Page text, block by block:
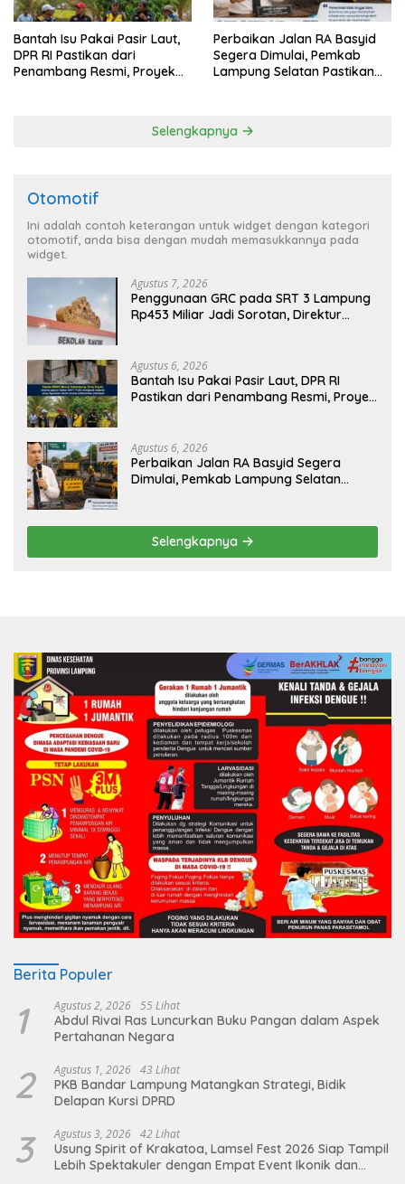
Bantah Isu Pakai Pasir Laut,
DPR RI Pastikan dari
Penambang Resmi, Proyek
Perbaikan Jalan RA Basyid
Segera Dimulai, Pemkab
Lampung Selatan Pastikan
Selengkapnya
Otomotif
Ini adalah contoh keterangan untuk widget dengan kategori
otomotif, anda bisa dengan mudah memasukkannya pada
widget.
Agustus 7, 2026
Penggunaan GRC pada SRT 3 Lampung
Rp453 Miliar Jadi Sorotan, Direktur
Agustus 6, 2026
Bantah Isu Pakai Pasir Laut, DPR RI
Pastikan dari Penambang Resmi, Proyek
Agustus 6, 2026
Perbaikan Jalan RA Basyid Segera
Dimulai, Pemkab Lampung Selatan
Selengkapnya
Berita Populer
1 Agustus 2, 2026 55 Lihat
Abdul Rivai Ras Luncurkan Buku Pangan dalam Aspek
Pertahanan Negara
2 Agustus 1, 2026 43 Lihat
PKB Bandar Lampung Matangkan Strategi, Bidik
Delapan Kursi DPRD
3 Agustus 3, 2026 42 Lihat
Usung Spirit of Krakatoa, Lamsel Fest 2026 Siap Tampil
Lebih Spektakuler dengan Empat Event Ikonik dan